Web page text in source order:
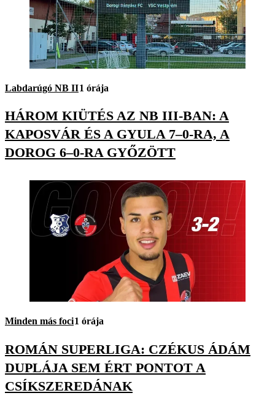
Labdarúgó NB II1 órája
HÁROM KIÜTÉS AZ NB III-BAN: A
KAPOSVÁR ÉS A GYULA 7–0-RA, A
DOROG 6–0-RA GYŐZÖTT
Minden más foci1 órája
ROMÁN SUPERLIGA: CZÉKUS ÁDÁM
DUPLÁJA SEM ÉRT PONTOT A
CSÍKSZEREDÁNAK